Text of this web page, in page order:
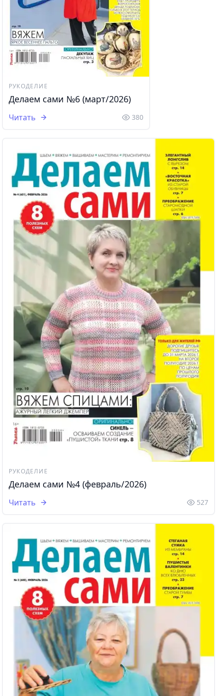
РУКОДЕЛИЕ
Делаем сами №6 (март/2026)
Читать 380
РУКОДЕЛИЕ
Делаем сами №4 (февраль/2026)
Читать 527